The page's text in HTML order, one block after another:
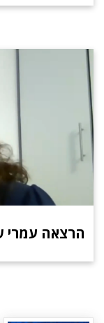
הרצאה עמרי